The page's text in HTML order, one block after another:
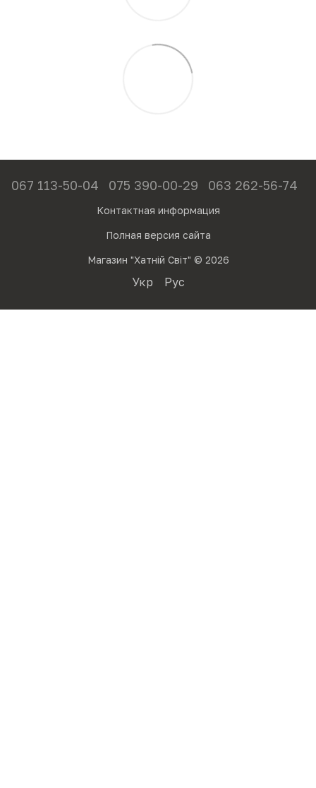
067 113-50-04 075 390-00-29 063 262-56-74
Контактная информация
Полная версия сайта
Магазин "Хатній Світ" © 2026
Укр Рус